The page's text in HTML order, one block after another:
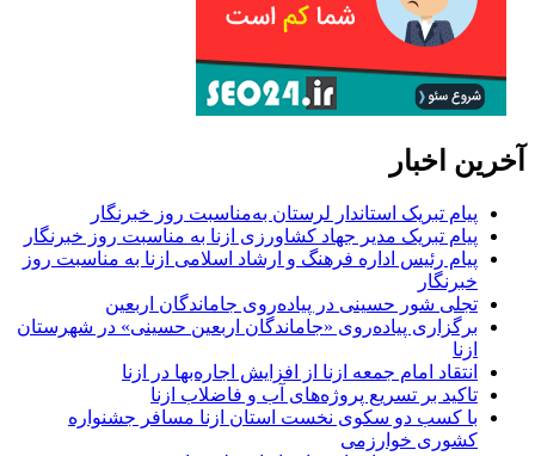
اخبار
پیام تبریک استاندار لرستان به‌مناسبت روز خبرنگار
پیام تبریک مدیر جهاد کشاورزی ازنا به مناسبت روز خبرنگار
پیام رئیس اداره فرهنگ و ارشاد اسلامی ازنا به مناسبت روز
خبرنگار
تجلی شور حسینی در پیاده‌روی جاماندگان اربعین
برگزاری پیاده‌روی «جاماندگان اربعین حسینی» در شهرستان
انتقاد امام جمعه ازنا از افزایش اجاره‌بها در ازنا
تاکید بر تسریع پروژه‌های آب و فاضلاب ازنا
با کسب دو سکوی نخست استان ازنا مسافر جشنواره
کشوری خوارزمی